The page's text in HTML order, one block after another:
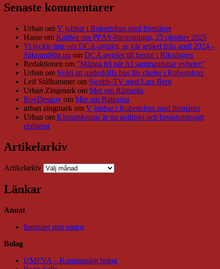
Senaste kommentarer
Urban om V jobbar i Robertsfors med förmåner
Hasse om Kaliber om PFAS-föroreningar, 25 oktober 2025
Vi tyckte inte om DCA-avtalet, se vår artikel från april 2024 –
Säkramiljön.nu om DCA-avtalet till beslut i Riksdagen
Redaktionen om ”Många fel när AI sammanfattar nyheter”
Urban om Svårt att underhålla hus för chefer i Robertsfors
Leif Stålhammerom Swebb-TV med Lars Bern
Urban Zingmark om Mer om Rättsröta
RoyDestroy om Mer om Rättsröta
urban zingmark om V jobbar i Robertsfors med förmåner
Urban om Klimatskepsis är nu politiskt och beslutsmässigt
etablerat
Artikelarkiv
Artikelarkiv
Länkar
Annat
Institutet mot mutor
Bolag
UMEVA – Kommunägt bolag